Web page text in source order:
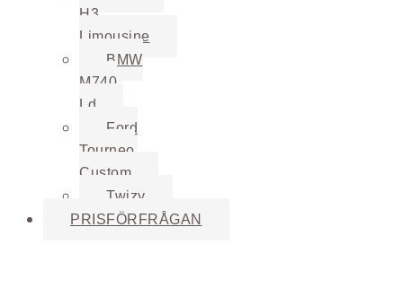
H3
Limousine
BMW
M740
Ld
Ford
Tourneo
Custom
Twizy
PRISFÖRFRÅGAN